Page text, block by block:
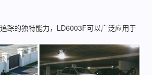
踪的独特能力，LD6003F可以广泛应用于